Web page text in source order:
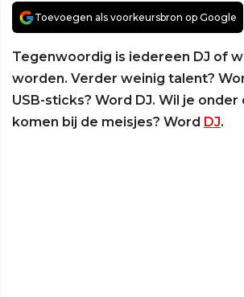
Toevoegen als voorkeursbron op Google
Tegenwoordig is iedereen DJ of
worden. Verder weinig talent?
USB-sticks? Word DJ. Wil je
komen bij de meisjes? Word DJ.